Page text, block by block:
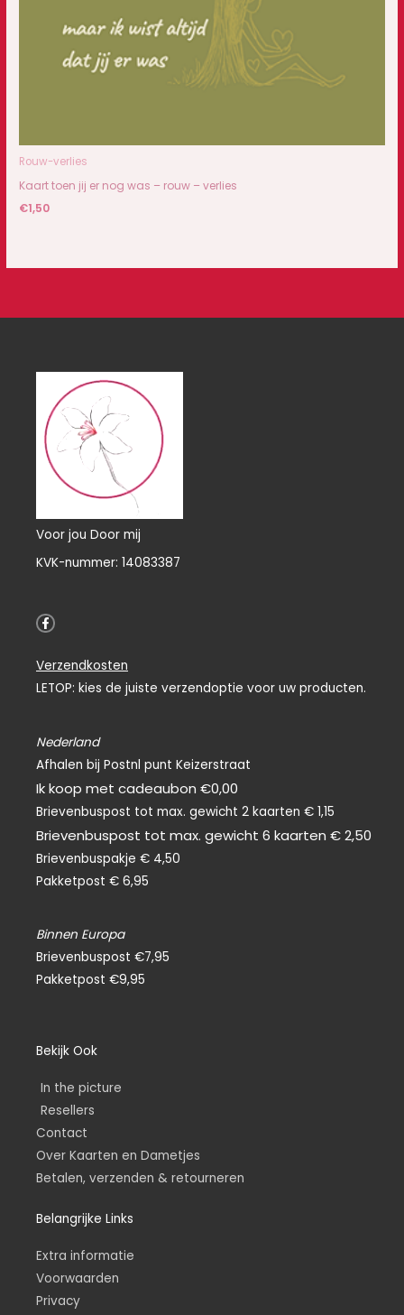
Rouw-verlies
Kaart toen jij er nog was – rouw – verlies
€1,50
Voor jou Door mij
KVK-nummer: 14083387
F
a
b
o
o
Verzendkosten
LETOP: kies de juiste verzendoptie voor uw producten.
Nederland
Afhalen bij Postnl punt Keizerstraat
Ik koop met cadeaubon €0,00
Brievenbuspost tot max. gewicht 2 kaarten € 1,15
Brievenbuspost tot max. gewicht 6 kaarten € 2,50
Brievenbuspakje € 4,50
Pakketpost € 6,95
Binnen Europa
Brievenbuspost €7,95
Pakketpost €9,95
Bekijk Ook
In the picture
Resellers
Contact
Over Kaarten en Dametjes
Betalen, verzenden & retourneren
Belangrijke Links
Extra informatie
Voorwaarden
Privacy